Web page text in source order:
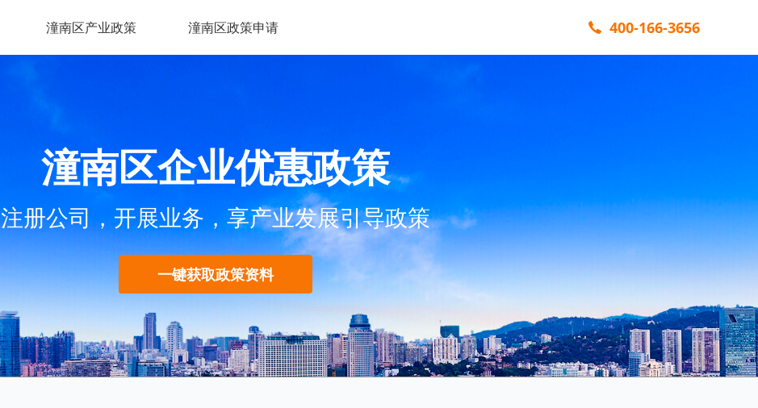
潼南区产业政策 潼南区政策申请 400-166-3656
潼南区企业优惠政策
注册公司，开展业务，享产业发展引导政策
一键获取政策资料